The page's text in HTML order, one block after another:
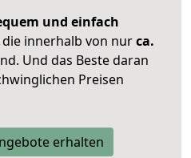
und einfach
die innerhalb von nurca.
Und das Beste daran
Preisen
erhalten